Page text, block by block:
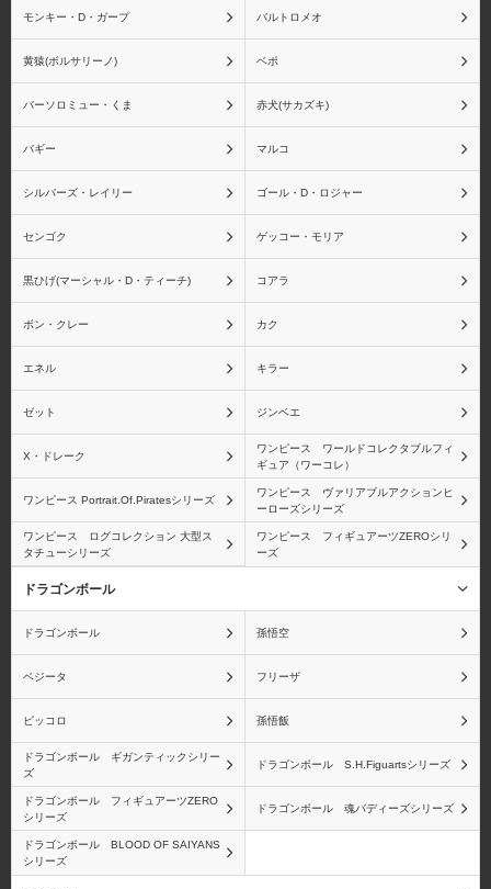
スモーカー たしぎ
ジュラキュール・ミホー
ク
ジュエリー・ボニー
ゴーイング・メリー号
ユースタス・キッド レベッカ
ロブ・ルッチ 青雉(クザン)
ブルック モンキー・D・ガープ
バルトロメオ 黄猿(ボルサリーノ)
モンキー・D・ガープ バルトロメオ
黄猿(ボルサリーノ) ベポ
バーソロミュー・くま 赤犬(サカズキ)
バギー マルコ
シルバーズ・レイリー ゴール・D・ロジャー
センゴク ゲッコー・モリア
黒ひげ(マーシャル・D・ティーチ) コアラ
ボン・クレー カク
エネル キラー
ゼット ジンベエ
X・ドレーク
ワンピース ワールドコレクタブルフィ
ギュア（ワーコレ）
ワンピース Portrait.Of.Piratesシリーズ
ワンピース ヴァリアブルアクションヒ
ーローズシリーズ
ワンピース ログコレクション 大型ス
タチューシリーズ
ワンピース フィギュアーツZEROシリ
ーズ
ドラゴンボール
ドラゴンボール 孫悟空
ベジータ フリーザ
ピッコロ 孫悟飯
ドラゴンボール ギガンティックシリー
ズ
ドラゴンボール S.H.Figuartsシリーズ
ドラゴンボール フィギュアーツZERO
シリーズ
ドラゴンボール 魂バディーズシリーズ
ドラゴンボール BLOOD OF SAIYANS
シリーズ